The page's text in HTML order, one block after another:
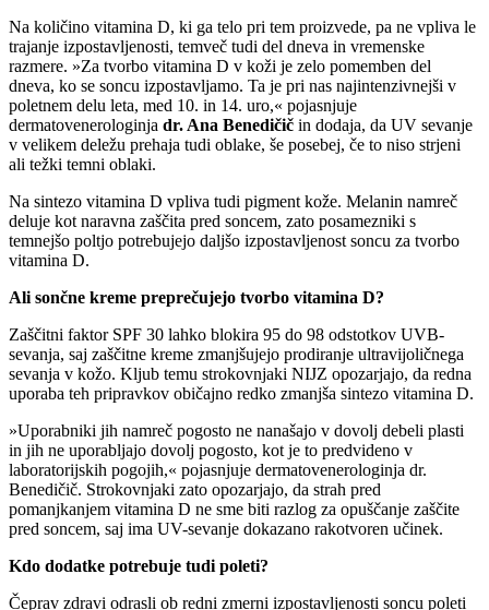
Na količino vitamina D, ki ga telo pri tem proizvede, pa ne vpliva le
trajanje izpostavljenosti, temveč tudi del dneva in vremenske
razmere. »Za tvorbo vitamina D v koži je zelo pomemben del
dneva, ko se soncu izpostavljamo. Ta je pri nas najintenzivnejši v
poletnem delu leta, med 10. in 14. uro,« pojasnjuje
dermatovenerologinja dr. Ana Benedičič in dodaja, da UV sevanje
v velikem deležu prehaja tudi oblake, še posebej, če to niso strjeni
ali težki temni oblaki.
Na sintezo vitamina D vpliva tudi pigment kože. Melanin namreč
deluje kot naravna zaščita pred soncem, zato posamezniki s
temnejšo poltjo potrebujejo daljšo izpostavljenost soncu za tvorbo
vitamina D.
Ali sončne kreme preprečujejo tvorbo vitamina D?
Zaščitni faktor SPF 30 lahko blokira 95 do 98 odstotkov UVB-
sevanja, saj zaščitne kreme zmanjšujejo prodiranje ultravijoličnega
sevanja v kožo. Kljub temu strokovnjaki NIJZ opozarjajo, da redna
uporaba teh pripravkov običajno redko zmanjša sintezo vitamina D.
»Uporabniki jih namreč pogosto ne nanašajo v dovolj debeli plasti
in jih ne uporabljajo dovolj pogosto, kot je to predvideno v
laboratorijskih pogojih,« pojasnjuje dermatovenerologinja dr.
Benedičič. Strokovnjaki zato opozarjajo, da strah pred
pomanjkanjem vitamina D ne sme biti razlog za opuščanje zaščite
pred soncem, saj ima UV-sevanje dokazano rakotvoren učinek.
Kdo dodatke potrebuje tudi poleti?
Čeprav zdravi odrasli ob redni zmerni izpostavljenosti soncu poleti